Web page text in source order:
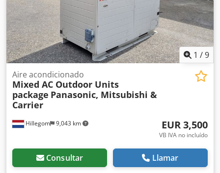
1 /9
Hillegom 9,043 km
Aire acondicionado
Mixed AC Outdoor Units
package Panasonic, Mitsubishi &
Carrier
EUR 3,500
VB IVA no incluído
Consultar Llamar